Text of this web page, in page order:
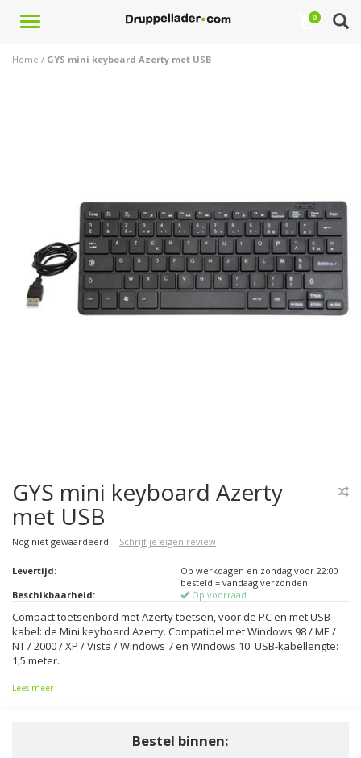
Toggle
0
Home / GYS mini keyboard Azerty met USB
GYS mini keyboard Azerty
met USB
Nog niet gewaardeerd | Schrijf je eigen review
Levertijd:
Op werkdagen en zondag voor 22:00
besteld = vandaag verzonden!
Beschikbaarheid:
Op voorraad
Compact toetsenbord met Azerty toetsen, voor de PC en met USB
kabel: de Mini keyboard Azerty. Compatibel met Windows 98 / ME /
NT / 2000 / XP / Vista / Windows 7 en Windows 10. USB-kabellengte:
1,5 meter.
Lees meer
Bestel binnen: